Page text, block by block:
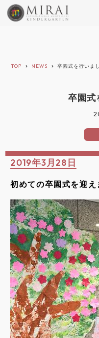
TOP keyboard_arrow_right NEWS keyboard_arrow_right 卒園式を行いま
卒園式
2019年3月28日
初めての卒園式を迎え